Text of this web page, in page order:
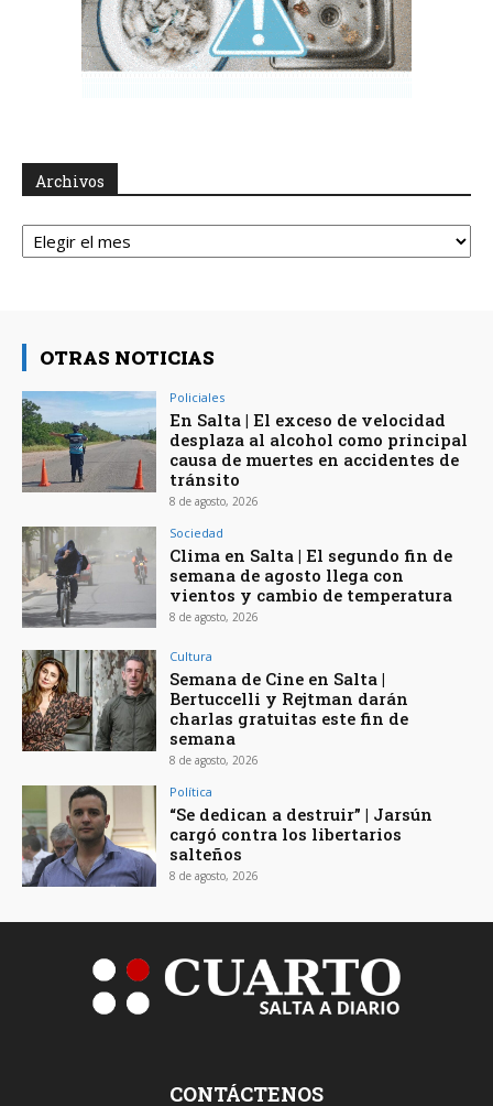
Archivos
Archivos
OTRAS NOTICIAS
Policiales
En Salta | El exceso de velocidad
desplaza al alcohol como principal
causa de muertes en accidentes de
tránsito
8 de agosto, 2026
Sociedad
Clima en Salta | El segundo fin de
semana de agosto llega con
vientos y cambio de temperatura
8 de agosto, 2026
Cultura
Semana de Cine en Salta |
Bertuccelli y Rejtman darán
charlas gratuitas este fin de
semana
8 de agosto, 2026
Política
“Se dedican a destruir” | Jarsún
cargó contra los libertarios
salteños
8 de agosto, 2026
CONTÁCTENOS